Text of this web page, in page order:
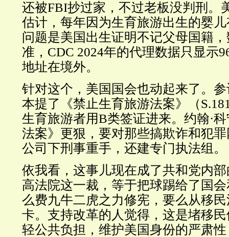
还被FBI抄过家，不过老板没判刑。
估计，每年因为生育旅游出生的婴
问题是美国出生证明不记父母国籍
准，CDC 2024年的代理数据只显示
地址在境外。
针对这个，美国国会也动起来了。
本提了《禁止生育旅游法案》（
生育旅游者用B类签证进来。约翰·
法案》更狠，要对那些搞欺诈和犯
公司下刑事重手，还建专门执法组。
依我看，这事儿现在成了共和党内
高法院这一裁，等于把球踢给了国
么费九牛二虎之力修宪，要么从移
卡。支持改革的人觉得，这是堵移
轻公共负担，维护美国身份的严肃